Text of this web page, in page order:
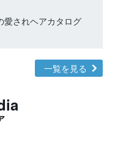
愛されヘアカタログ
一覧を見る